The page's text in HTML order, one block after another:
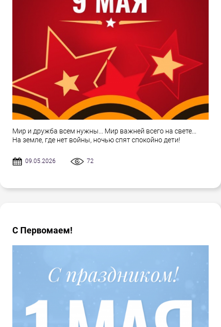
Мир и дружба всем нужны... Мир важней всего на свете...
На земле, где нет войны, ночью спят спокойно дети!
09.05.2026 72
С Первомаем!